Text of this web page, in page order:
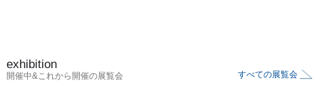
exhibition
開催中&これから開催の展覧会 すべての展覧会